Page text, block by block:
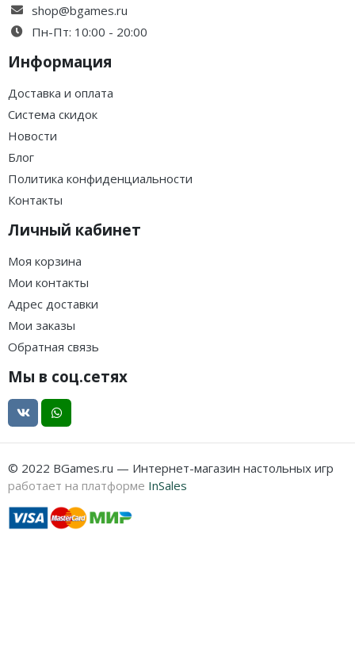
shop@bgames.ru
Пн-Пт: 10:00 - 20:00
Информация
Доставка и оплата
Система скидок
Новости
Блог
Политика конфиденциальности
Контакты
Личный кабинет
Моя корзина
Мои контакты
Адрес доставки
Мои заказы
Обратная связь
Мы в соц.сетях
© 2022 BGames.ru — Интернет-магазин настольных игр
работает на платформе InSales